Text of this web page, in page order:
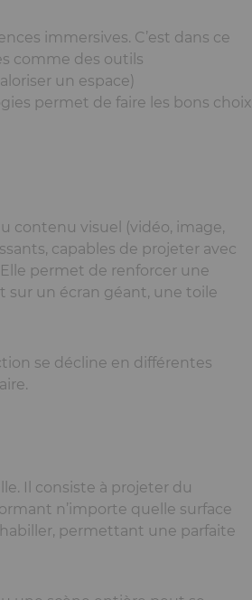
immersives. C’est dans ce
comme des outils
un espace)
permet de faire les bons choix
contenu visuel (vidéo, image,
capables de projeter avec
permet de renforcer une
sur un écran géant, une toile
se décline en différentes
Il consiste à projeter du
n’importe quelle surface
permettant une parfaite